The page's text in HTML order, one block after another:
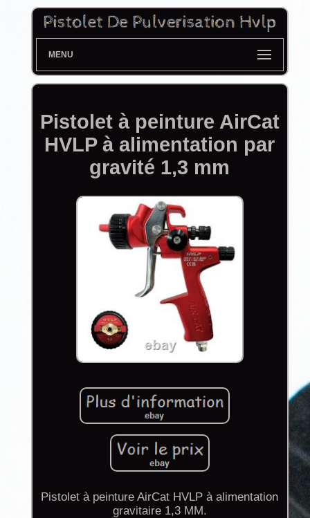
MENU
Pistolet à peinture AirCat
HVLP à alimentation par
gravité 1,3 mm
Pistolet à peinture AirCat HVLP à alimentation
gravitaire 1,3 MM.